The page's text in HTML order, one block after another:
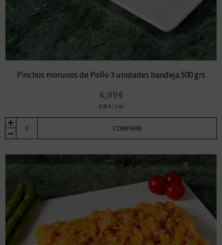
Pinchos morunos de Pollo 3 unidades bandeja 500 grs
4,99€
9,98 € / kilo
COMPRAR